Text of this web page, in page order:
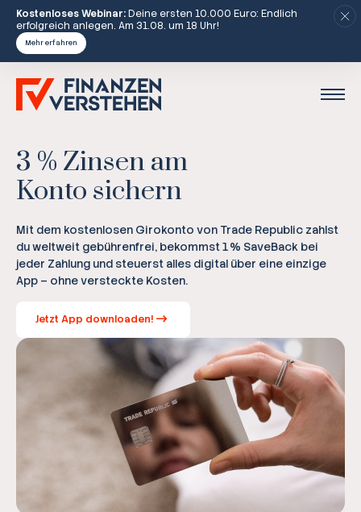
Kostenloses Webinar:Deine ersten 10.000 Euro: Endlich
erfolgreich anlegen. Am 31.08. um 18 Uhr!
Mehr erfahren
3 % Zinsen am
Konto sichern
Mit dem kostenlosen Girokonto von Trade Republic zahlst
du weltweit gebührenfrei, bekommst 1 % SaveBack bei
jeder Zahlung und steuerst alles digital über eine einzige
App – ohne versteckte Kosten.
Jetzt App downloaden!